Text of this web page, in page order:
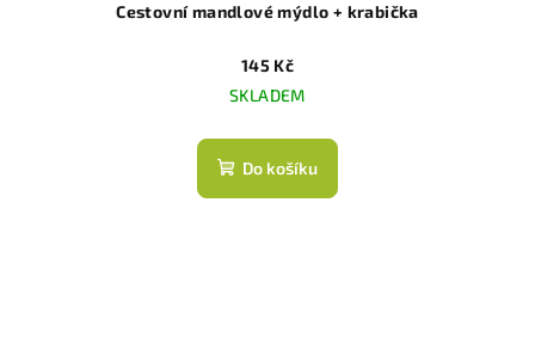
Cestovní mandlové mýdlo + krabička
145 Kč
SKLADEM
Do košíku